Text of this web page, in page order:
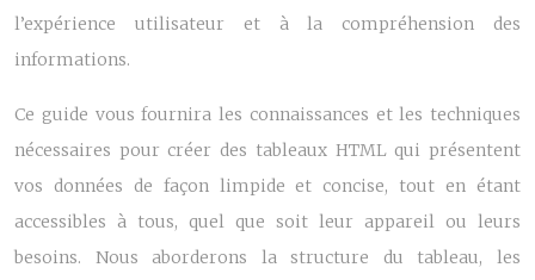
l’expérience utilisateur et à la compréhension des
informations.
Ce guide vous fournira les connaissances et les techniques
nécessaires pour créer des tableaux HTML qui présentent
vos données de façon limpide et concise, tout en étant
accessibles à tous, quel que soit leur appareil ou leurs
besoins. Nous aborderons la structure du tableau, les